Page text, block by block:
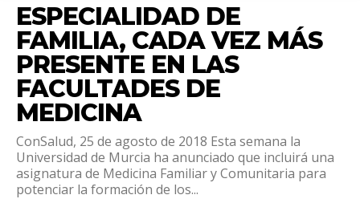
ESPECIALIDAD DE
FAMILIA, CADA VEZ MÁS
PRESENTE EN LAS
FACULTADES DE
MEDICINA
ConSalud, 25 de agosto de 2018 Esta semana la
Universidad de Murcia ha anunciado que incluirá una
asignatura de Medicina Familiar y Comunitaria para
potenciar la formación de los...